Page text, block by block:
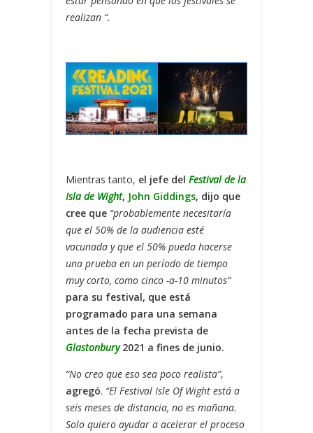
realizan “.
Mientras tanto, el jefe del Festival de la
Isla de Wight, John Giddings, dijo que
cree que “probablemente necesitaría
que el 50% de la audiencia esté
vacunada y que el 50% pueda hacerse
una prueba en un período de tiempo
muy corto, como cinco -a-10 minutos”
para su festival, que está
programado para una semana
antes de la fecha prevista de
Glastonbury 2021 a fines de junio.
“No creo que eso sea poco realista”,
agregó. “El Festival Isle Of Wight está a
seis meses de distancia, no es mañana.
Solo quiero ayudar a acelerar el proceso